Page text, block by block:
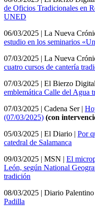
de Oficios Tradicionales en
UNED
06/03/2025 | La Nueva
estudio en los seminarios
07/03/2025 | La Nueva
cuatro cursos de cantería
07/03/2025 | El Bierzo
emblemática Calle del Agua
07/03/2025 | Cadena Ser |
(07/03/2025) (con
05/03/2025 | El Diario | Por
catedral de Salamanca
09/03/2025 | MSN | El
León, según National
tradición
08/03/2025 | Diario Palentino
Padilla